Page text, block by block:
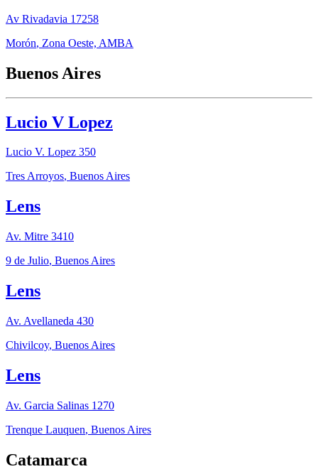
Av Rivadavia 17258
Morón, Zona Oeste, AMBA
Buenos Aires
Lucio V Lopez
Lucio V. Lopez 350
Tres Arroyos, Buenos Aires
Lens
Av. Mitre 3410
9 de Julio, Buenos Aires
Lens
Av. Avellaneda 430
Chivilcoy, Buenos Aires
Lens
Av. Garcia Salinas 1270
Trenque Lauquen, Buenos Aires
Catamarca